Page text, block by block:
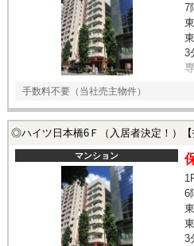
7
3
手数料不要（当社売主物件）
◎ハイツ日本橋6Ｆ（入居者決定！）【
マンション
6
3